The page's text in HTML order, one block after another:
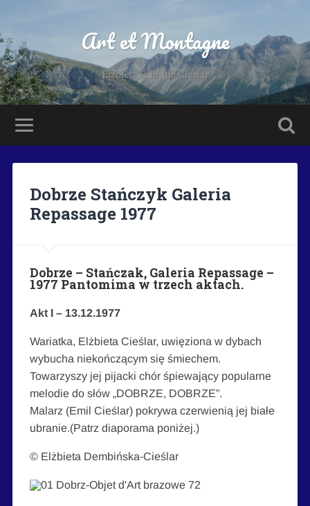
Art et Montagne
Elzbieta & Emile Cieslar
Dobrze Stańczyk Galeria
Repassage 1977
Dobrze – Stańczak, Galeria Repassage –
1977 Pantomima w trzech aktach.
Akt I – 13.12.1977
Wariatka, Elżbieta Cieślar, uwięziona w dybach
wybucha niekończącym się śmiechem.
Towarzyszy jej pijacki chór śpiewający popularne
melodie do słów „DOBRZE, DOBRZE”.
Malarz (Emil Cieślar) pokrywa czerwienią jej białe
ubranie.(Patrz diaporama poniżej.)
© Elżbieta Dembińska-Cieślar